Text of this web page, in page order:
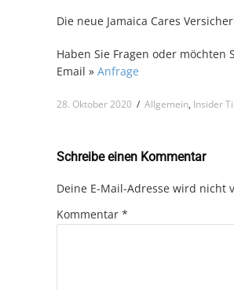
Die neue Jamaica Cares
Haben Sie Fragen oder möchten
Email » Anfrage
28. Oktober 2020 / Allgemein, Insider
Schreibe einen Kommentar
Deine E-Mail-Adresse wird nicht
Kommentar *